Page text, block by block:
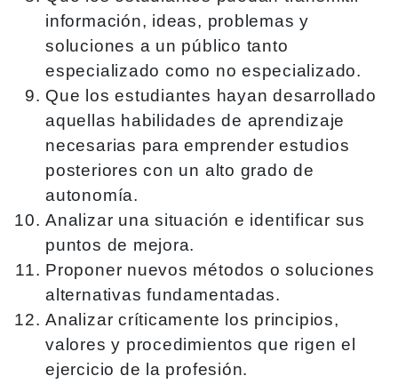
información, ideas, problemas y
soluciones a un público tanto
especializado como no especializado.
Que los estudiantes hayan desarrollado
aquellas habilidades de aprendizaje
necesarias para emprender estudios
posteriores con un alto grado de
autonomía.
Analizar una situación e identificar sus
puntos de mejora.
Proponer nuevos métodos o soluciones
alternativas fundamentadas.
Analizar críticamente los principios,
valores y procedimientos que rigen el
ejercicio de la profesión.